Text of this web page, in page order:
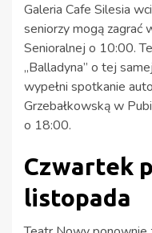
Galeria Cafe Silesia
seniorzy mogą zagrać
Senioralnej o 10:00.
„Balladyna” o tej
wypełni spotkanie
Grzebałkowską w
o 18:00.
Czwartek
listopada